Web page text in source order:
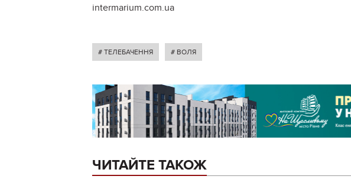
intermarium.com.ua
# ТЕЛЕБАЧЕННЯ # ВОЛЯ
ЧИТАЙТЕ ТАКОЖ